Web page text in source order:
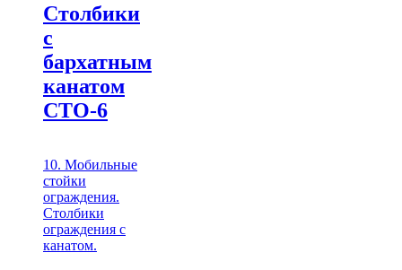
Столбики
с
бархатным
канатом
СТО-6
10. Мобильные
стойки
ограждения.
Столбики
ограждения с
канатом.